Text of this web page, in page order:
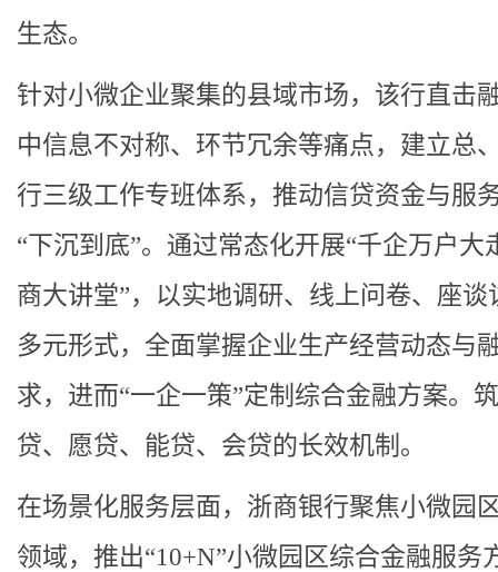
生态。
针对小微企业聚集的县域市场，该行直击
中信息不对称、环节冗余等痛点，建立总
行三级工作专班体系，推动信贷资金与服
“下沉到底”。通过常态化开展“千企万户大
商大讲堂”，以实地调研、线上问卷、座谈
多元形式，全面掌握企业生产经营动态与
求，进而“一企一策”定制综合金融方案。
贷、愿贷、能贷、会贷的长效机制。
在场景化服务层面，浙商银行聚焦小微园
领域，推出“10+N”小微园区综合金融服务